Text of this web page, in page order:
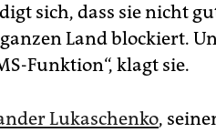
sich, dass sie nicht
Land blockiert.
Funktion“, klagt sie.
Lukaschenko,